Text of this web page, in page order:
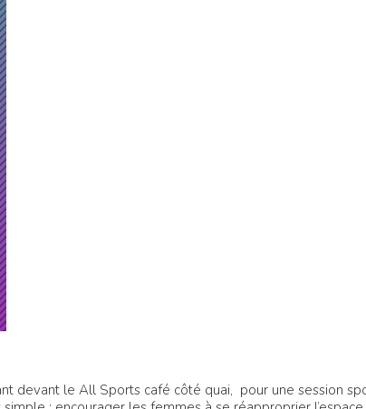
devant le All Sports café côté quai, pour une session